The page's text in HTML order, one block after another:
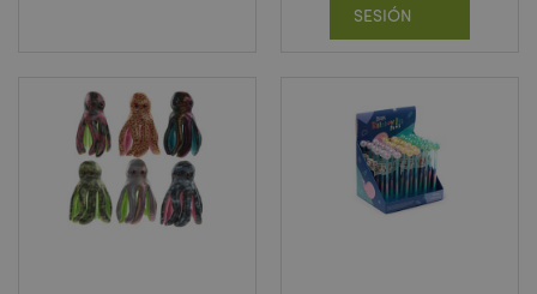
SESIÓN
Adobe Inc.
www.puckator.es
recently_compared_product_previous
Adobe Inc.
www.puckator.es